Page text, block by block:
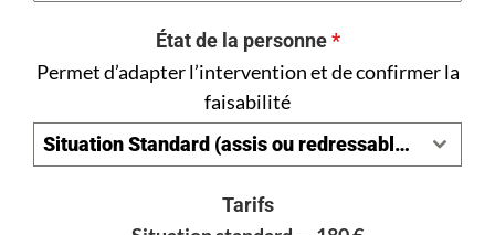
État de la personne*
Permet d’adapter l’intervention et de confirmer la
faisabilité
Situation Standard (assis ou redressable) — 180 €
Tarifs